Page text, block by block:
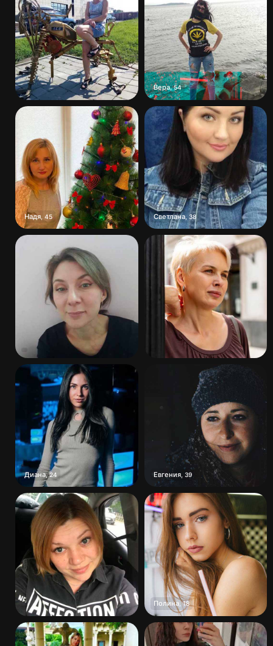
Вера,54
Надя 45 Светлана, 38
Диана,24 Евгения, 39
Полина,18